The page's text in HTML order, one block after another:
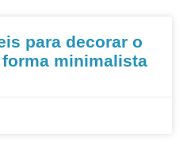
para decorar o
minimalista